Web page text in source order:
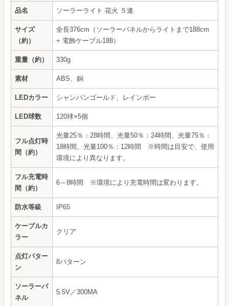
品名 ソーラーライト 花火 ５連
サイズ
（約）
全長376cm（ソーラーパネルからライトまで188cm
+ 電飾ケーブル188）
重量（約） 330g
素材 ABS、銅
LEDカラー シャンパンゴールド、レインボー
LED球数 120球×5個
フル点灯時
間（約）
光量25％：28時間、光量50％：24時間、光量75％：
18時間、光量100％：12時間 ※時間は目安で、使用
環境により異なります。
フル充電時
間（約）
6～8時間 ※環境により充電時間は変わります。
防水等級 IP65
ケーブルカ
ラー
クリア
点灯パター
ン
8パターン
ソーラーパ
ネル
5.5V／300MA